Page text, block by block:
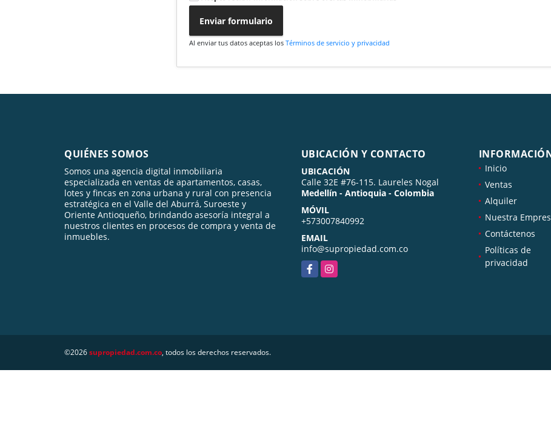
Enviar formulario
Al enviar tus datos aceptas losTérminos de servicio y privacidad
QUIÉNES SOMOS
Somos una agencia digital inmobiliaria
especializada en ventas de apartamentos, casas,
lotes y fincas en zona urbana y rural con presencia
estratégica en el Valle del Aburrá, Suroeste y
Oriente Antioqueño, brindando asesoría integral a
nuestros clientes en procesos de compra y venta de
inmuebles.
UBICACIÓN Y CONTACTO
UBICACIÓN
Calle 32E #76-115. Laureles Nogal
Medellín - Antioquia - Colombia
MÓVIL
+573007840992
EMAIL
info@supropiedad.com.co
FacebookInstagram
Inicio
Ventas
Alquiler
Nuestra
Contáctenos
Políticas de
privacidad
©2026supropiedad.com.co, todos los derechos reservados.